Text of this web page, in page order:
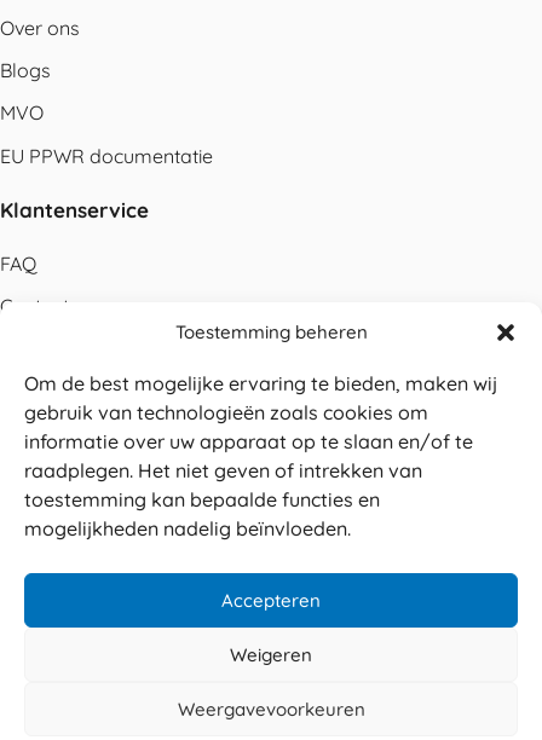
Toestemming beheren
Om de best mogelijke ervaring te bieden, maken wij
gebruik van technologieën zoals cookies om
informatie over uw apparaat op te slaan en/of te
raadplegen. Het niet geven of intrekken van
toestemming kan bepaalde functies en
mogelijkheden nadelig beïnvloeden.
Accepteren
Weigeren
Weergavevoorkeuren
Over ons
Blogs
MVO
EU PPWR documentatie
Klantenservice
FAQ
Contact
Betalen
Levering
Retouren
Service en garantie
Veilig betalen
© 2026 Sabé Verpakkingen